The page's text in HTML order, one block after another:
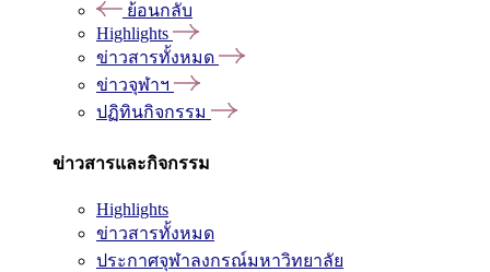
ย้อนกลับ
Highlights
ข่าวสารทั้งหมด
ข่าวจุฬาฯ
ปฏิทินกิจกรรม
ข่าวสารและกิจกรรม
Highlights
ข่าวสารทั้งหมด
ประกาศจุฬาลงกรณ์มหาวิทยาลัย